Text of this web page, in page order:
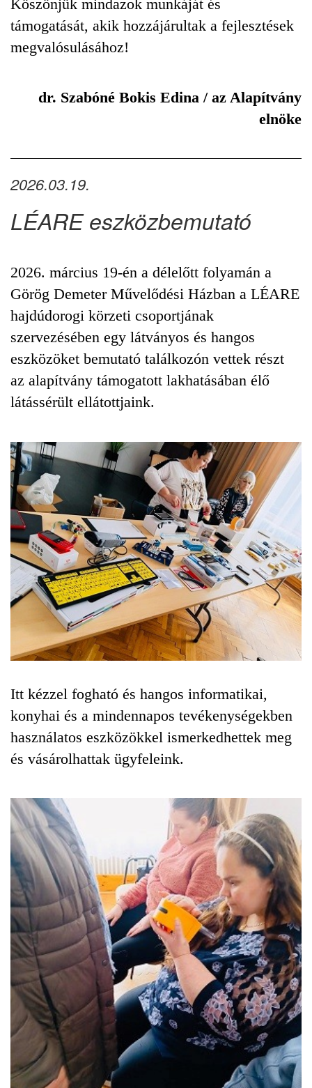
Köszönjük mindazok munkáját és
támogatását, akik hozzájárultak a fejlesztések
megvalósulásához!
dr. Szabóné Bokis Edina / az Alapítvány
elnöke
2026.03.19.
LÉARE eszközbemutató
2026. március 19-én a délelőtt folyamán a
Görög Demeter Művelődési Házban a LÉARE
hajdúdorogi körzeti csoportjának
szervezésében egy látványos és hangos
eszközöket bemutató találkozón vettek részt
az alapítvány támogatott lakhatásában élő
látássérült ellátottjaink.
Itt kézzel fogható és hangos informatikai,
konyhai és a mindennapos tevékenységekben
használatos eszközökkel ismerkedhettek meg
és vásárolhattak ügyfeleink.